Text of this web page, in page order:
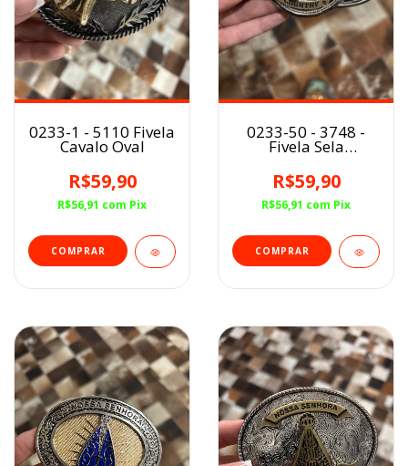
0233-1 - 5110 Fivela
Cavalo Oval
R$59,90
R$56,91 com Pix
0233-50 - 3748 -
Fivela Sela
Country
R$59,90
R$56,91 com Pix